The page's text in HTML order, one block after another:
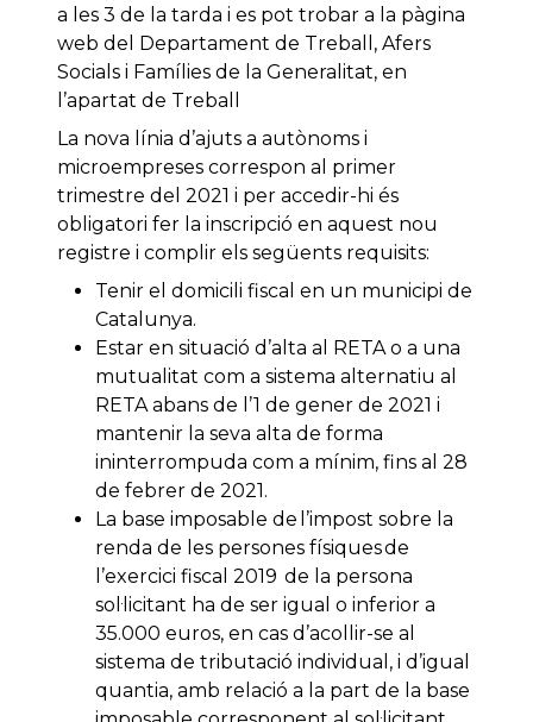
a les 3 de la tarda i es pot trobar a la pàgina
web del Departament de Treball, Afers
Socials i Famílies de la Generalitat, en
l’apartat de Treball
La nova línia d’ajuts a autònoms i
microempreses correspon al primer
trimestre del 2021 i per accedir-hi és
obligatori fer la inscripció en aquest nou
registre i complir els següents requisits:
Tenir el domicili fiscal en un municipi de
Catalunya.
Estar en situació d’alta al RETA o a una
mutualitat com a sistema alternatiu al
RETA abans de l’1 de gener de 2021 i
mantenir la seva alta de forma
ininterrompuda com a mínim, fins al 28
de febrer de 2021.
La base imposable de l’impost sobre la
renda de les persones físiques de
l’exercici fiscal 2019 de la persona
sol·licitant ha de ser igual o inferior a
35.000 euros, en cas d’acollir-se al
sistema de tributació individual, i d’igual
quantia, amb relació a la part de la base